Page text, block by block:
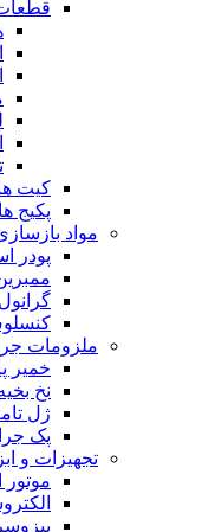
کیت
پکیج
مواد
پودر
گرانول
ملزومات
خمیر
نخ
ژل
پک
تجهیزات و
موتور